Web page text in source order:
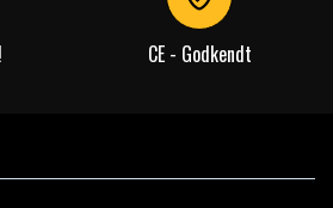
enheder parallelt
og kompakt design
robotlignende design for stabil
Ugreen
CE - Godkendt